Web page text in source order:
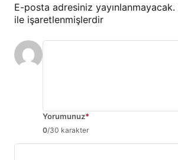
E-posta adresiniz yayınlanmayacak.
ile işaretlenmişlerdir
Yorumunuz*
0/30 karakter